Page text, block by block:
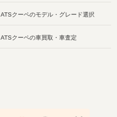
ATSクーペのモデル・グレード選択
ATSクーペの車買取・車査定